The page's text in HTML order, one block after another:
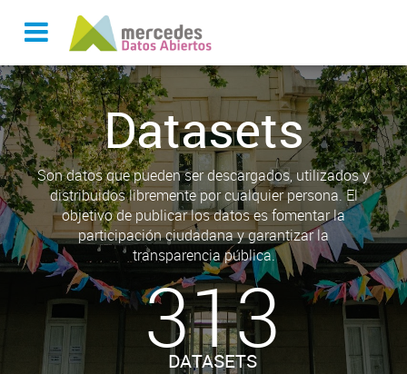
Datasets
Son datos que pueden ser descargados, utilizados y
distribuidos libremente por cualquier persona. El
objetivo de publicar los datos es fomentar la
participación ciudadana y garantizar la
transparencia pública.
313
DATASETS